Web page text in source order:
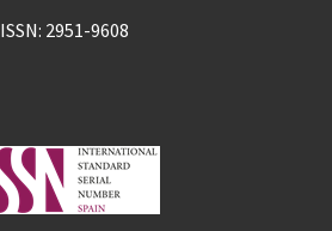
ISSN: 2951-9608